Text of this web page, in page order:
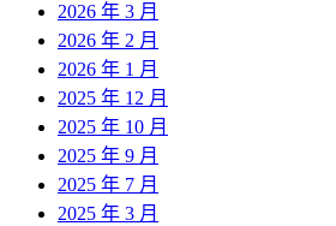
2026 年 3 月
2026 年 2 月
2026 年 1 月
2025 年 12 月
2025 年 10 月
2025 年 9 月
2025 年 7 月
2025 年 3 月